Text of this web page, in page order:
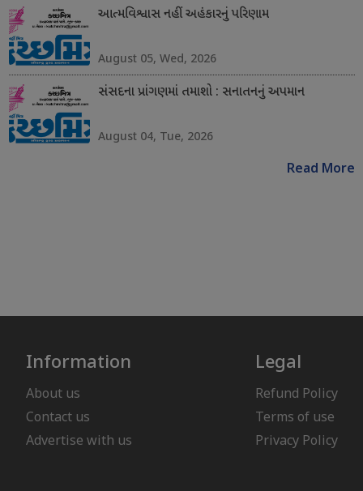
આત્મવિશ્વાસ નહીં અહંકારનું પરિણામ
August 05, Wed, 2026
સંસદના પ્રાંગણમાં તમાશો : સનાતનનું અપમાન
August 04, Tue, 2026
Read More
Information
About us
Contact us
Advertise with us
Legal
Refund Policy
Terms of use
Privacy Policy